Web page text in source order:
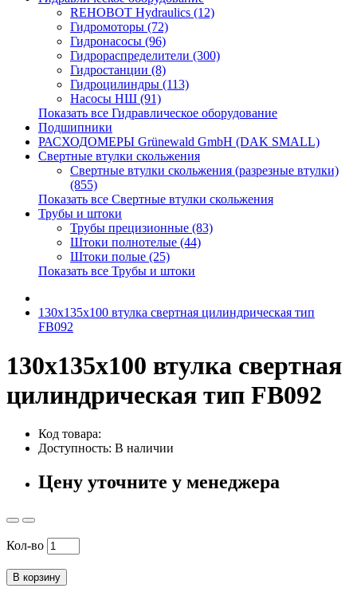
REHOBOT Hydraulics (12)
Гидромоторы (72)
Гидронасосы (96)
Гидрораспределители (300)
Гидростанции (8)
Гидроцилиндры (113)
Насосы НШ (91)
Показать все Гидравлическое оборудование
Подшипники
РАСХОДОМЕРЫ Grünewald GmbH (DAK SMALL)
Свертные втулки скольжения
Свертные втулки скольжения (разрезные втулки)
(855)
Показать все Свертные втулки скольжения
Трубы и штоки
Трубы прецизионные (83)
Штоки полнотелые (44)
Штоки полые (25)
Показать все Трубы и штоки
130x135x100 втулка свертная цилиндрическая тип
FB092
130x135x100 втулка свертная
цилиндрическая тип FB092
Код товара:
Доступность: В наличии
Цену уточните у менеджера
Кол-во
В корзину